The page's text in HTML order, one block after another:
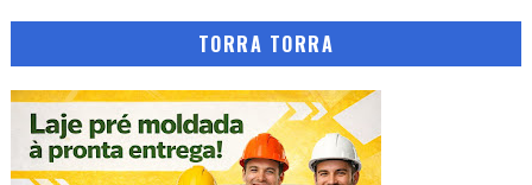
TORRA TORRA